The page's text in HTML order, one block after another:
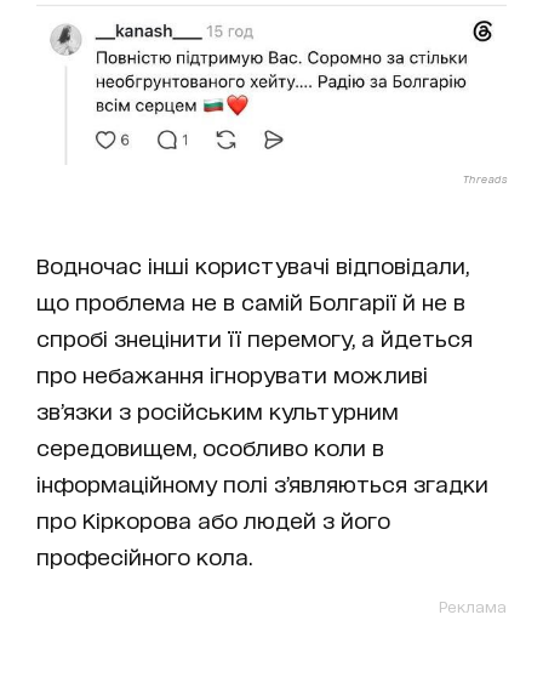
Threads
Водночас інші користувачі відповідали,
що проблема не в самій Болгарії й не в
спробі знецінити її перемогу, а йдеться
про небажання ігнорувати можливі
зв’язки з російським культурним
середовищем, особливо коли в
інформаційному полі з’являються згадки
про Кіркорова або людей з його
професійного кола.
Реклама